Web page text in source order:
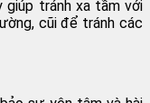
tránh xa tầm với
cũi để tránh các